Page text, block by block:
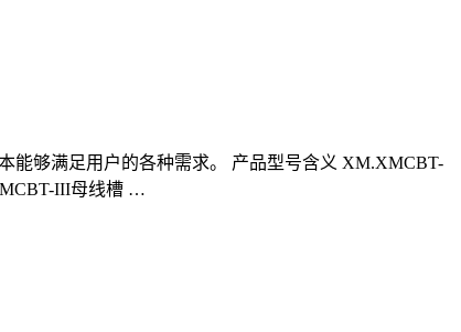
能够满足用户的各种需求。 产品型号含义 XM.XMCBT-
III母线槽 …